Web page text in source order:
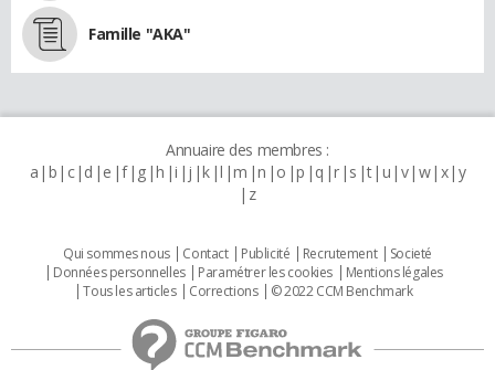
Famille "AKA"
Annuaire des membres :
a b c d e f g h i j k l m n o p q r s t u v w x y
z
Qui sommes nous Contact Publicité Recrutement
Societé
Données personnelles
Paramétrer les cookies
Mentions légales
Tous les articles
Corrections © 2022 CCM Benchmark